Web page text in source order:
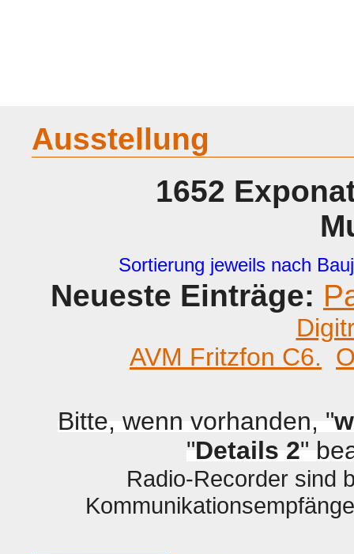
Ausstellung
1652
Sortierung jeweils nach
Neueste Einträge:
AVM Fritzfon C6.
Bitte, wenn vorhanden, "
"Details 2"
Radio-Recorder sind